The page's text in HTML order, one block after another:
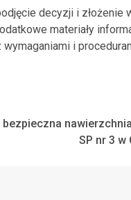
decyzji i złożenie
materiały
i
bezpieczna
SP nr 3 w